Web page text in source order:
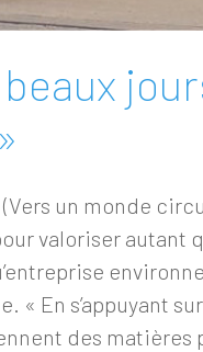
un monde
valoriser autant
« En s’appuyant
des matières